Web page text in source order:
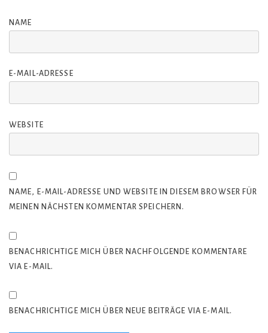
NAME
E-MAIL-ADRESSE
WEBSITE
NAME, E-MAIL-ADRESSE UND WEBSITE IN DIESEM BROWSER FÜR
MEINEN NÄCHSTEN KOMMENTAR SPEICHERN.
BENACHRICHTIGE MICH ÜBER NACHFOLGENDE KOMMENTARE
VIA E-MAIL.
BENACHRICHTIGE MICH ÜBER NEUE BEITRÄGE VIA E-MAIL.